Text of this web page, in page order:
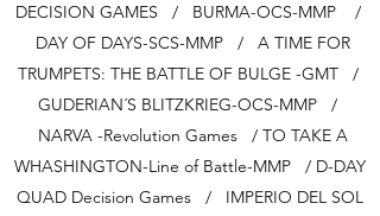
DECISION GAMES / BURMA-OCS-MMP /
DAY OF DAYS-SCS-MMP / A TIME FOR
TRUMPETS: THE BATTLE OF BULGE -GMT /
GUDERIAN´S BLITZKRIEG-OCS-MMP /
NARVA -Revolution Games / TO TAKE A
WHASHINGTON-Line of Battle-MMP / D-DAY
QUAD Decision Games / IMPERIO DEL SOL